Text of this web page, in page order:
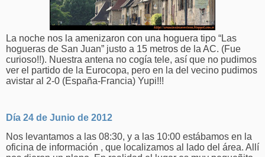
La noche nos la amenizaron con una hoguera tipo “Las
hogueras de San Juan” justo a 15 metros de la AC. (Fue
curioso!!). Nuestra antena no cogía tele, así que no pudimos
ver el partido de la Eurocopa, pero en la del vecino pudimos
avistar al 2-0 (España-Francia) Yupi!!!
Día 24 de Junio de 2012
Nos levantamos a las 08:30, y a las 10:00 estábamos en la
oficina de información , que localizamos al lado del área. Allí